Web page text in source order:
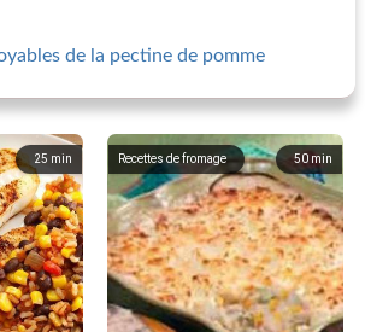
de la pectine de pomme
25 min 50 min
Recettes de fromage